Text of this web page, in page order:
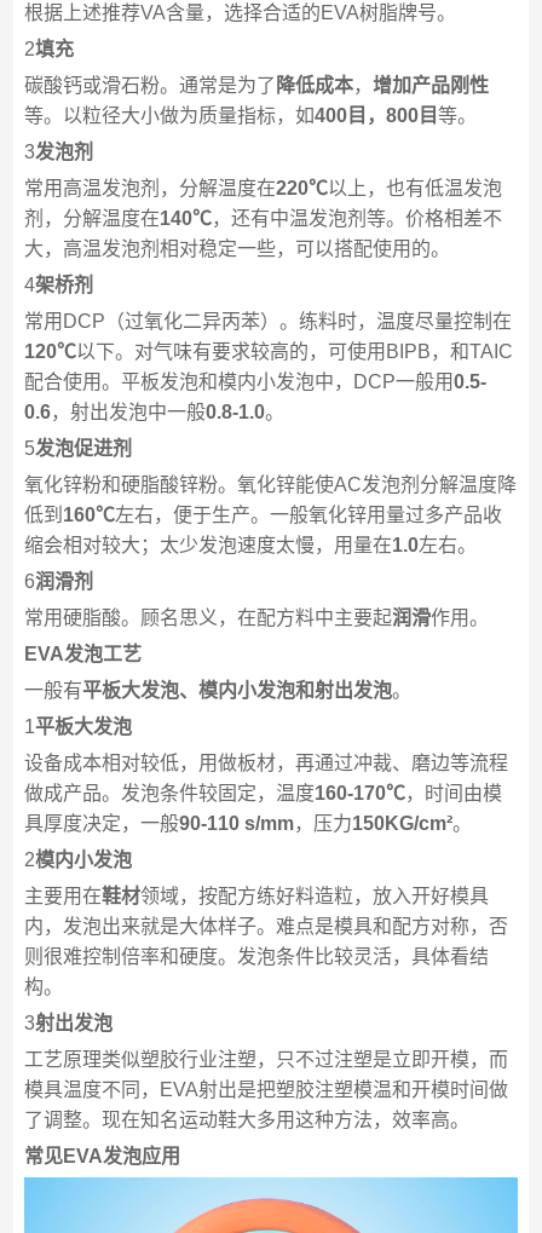
根据上述推荐VA含量，选择合适的EVA树脂牌号。
2填充
碳酸钙或滑石粉。通常是为了 降低成本， 增加产品刚性
等。以粒径大小做为质量指标，如400目，800目 等。
3发泡剂
常用高温发泡剂，分解温度在220℃以上，也有低温发泡
剂，分解温度在140℃，还有中温发泡剂等。价格相差不
大，高温发泡剂相对稳定一些，可以搭配使用的。
4架桥剂
常用DCP（过氧化二异丙苯）。练料时，温度尽量控制在
120℃以下。对气味有要求较高的，可使用BIPB，和TAIC
配合使用。平板发泡和模内小发泡中，DCP一般用0.5-
0.6，射出发泡中一般0.8-1.0。
5发泡促进剂
氧化锌粉和硬脂酸锌粉。氧化锌能使AC发泡剂分解温度降
低到 160℃左右，便于生产。一般氧化锌用量过多产品收
缩会相对较大；太少发泡速度太慢，用量在1.0左右。
6润滑剂
常用硬脂酸。顾名思义，在配方料中主要起润滑作用。
EVA发泡工艺
一般有平板大发泡、模内小发泡和射出发泡。
1平板大发泡
设备成本相对较低，用做板材，再通过冲裁、磨边等流程
做成产品。发泡条件较固定，温度160-170℃，时间由模
具厚度决定，一般90-110 s/mm，压力150KG/cm²。
2模内小发泡
主要用在鞋材领域，按配方练好料造粒，放入开好模具
内，发泡出来就是大体样子。难点是模具和配方对称，否
则很难控制倍率和硬度。发泡条件比较灵活，具体看结
构。
3射出发泡
工艺原理类似塑胶行业注塑，只不过注塑是立即开模，而
模具温度不同，EVA射出是把塑胶注塑模温和开模时间做
了调整。现在知名运动鞋大多用这种方法，效率高。
常见EVA发泡应用